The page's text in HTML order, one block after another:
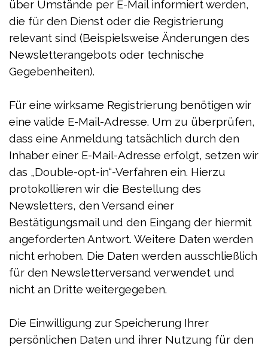
über Umstände per E-Mail informiert werden,
die für den Dienst oder die Registrierung
relevant sind (Beispielsweise Änderungen des
Newsletterangebots oder technische
Gegebenheiten).
Für eine wirksame Registrierung benötigen wir
eine valide E-Mail-Adresse. Um zu überprüfen,
dass eine Anmeldung tatsächlich durch den
Inhaber einer E-Mail-Adresse erfolgt, setzen wir
das „Double-opt-in“-Verfahren ein. Hierzu
protokollieren wir die Bestellung des
Newsletters, den Versand einer
Bestätigungsmail und den Eingang der hiermit
angeforderten Antwort. Weitere Daten werden
nicht erhoben. Die Daten werden ausschließlich
für den Newsletterversand verwendet und
nicht an Dritte weitergegeben.
Die Einwilligung zur Speicherung Ihrer
persönlichen Daten und ihrer Nutzung für den